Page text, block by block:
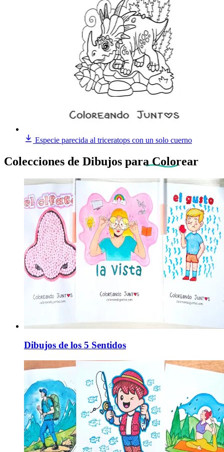
Especie parecida al triceratops con un solo cuerno
Colecciones de Dibujos para Colorear
Dibujos de los 5 Sentidos